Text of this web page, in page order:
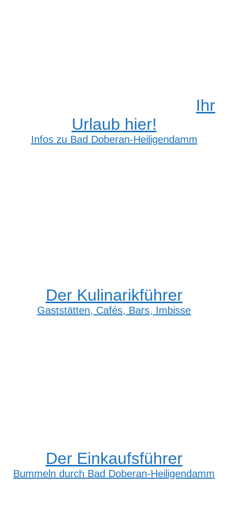
Ihr
Urlaub hier!
Infos zu Bad Doberan-Heiligendamm
Der Kulinarikführer
Gaststätten, Cafés, Bars, Imbisse
Der Einkaufsführer
Bummeln durch Bad Doberan-Heiligendamm